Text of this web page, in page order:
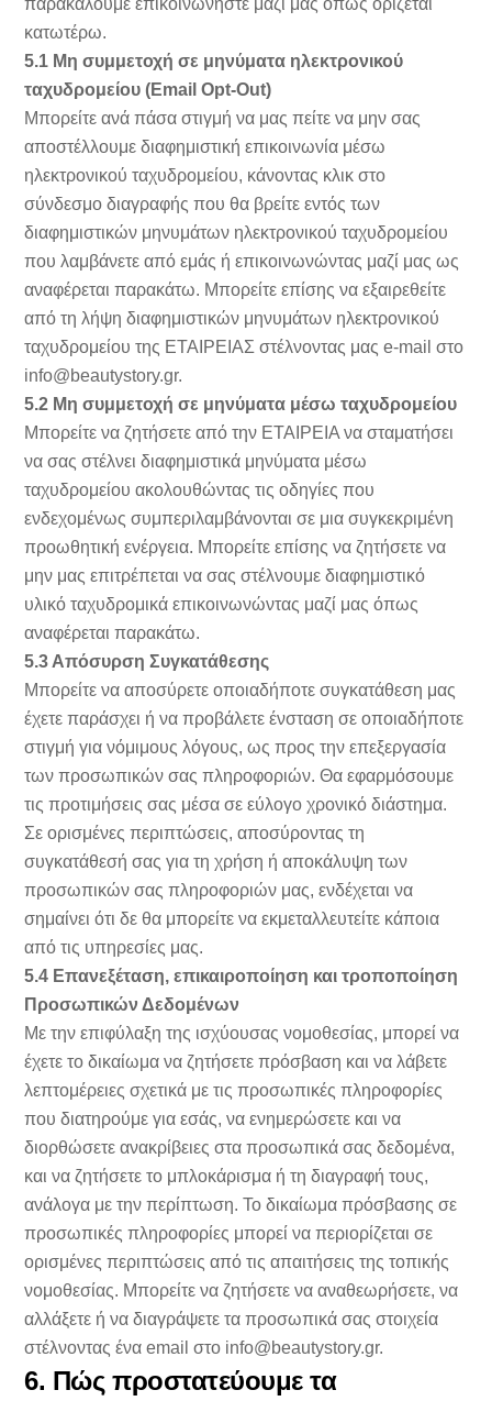
παρακαλούμε επικοινωνήστε μαζί μας όπως ορίζεται
κατωτέρω.
5.1 Μη συμμετοχή σε μηνύματα ηλεκτρονικού
ταχυδρομείου (Email Opt-Out)
Μπορείτε ανά πάσα στιγμή να μας πείτε να μην σας
αποστέλλουμε διαφημιστική επικοινωνία μέσω
ηλεκτρονικού ταχυδρομείου, κάνοντας κλικ στο
σύνδεσμο διαγραφής που θα βρείτε εντός των
διαφημιστικών μηνυμάτων ηλεκτρονικού ταχυδρομείου
που λαμβάνετε από εμάς ή επικοινωνώντας μαζί μας ως
αναφέρεται παρακάτω. Μπορείτε επίσης να εξαιρεθείτε
από τη λήψη διαφημιστικών μηνυμάτων ηλεκτρονικού
ταχυδρομείου της ΕΤΑΙΡΕΙΑΣ στέλνοντας μας e-mail στο
info@beautystory.gr.
5.2 Μη συμμετοχή σε μηνύματα μέσω ταχυδρομείου
Μπορείτε να ζητήσετε από την ΕΤΑΙΡΕΙΑ να σταματήσει
να σας στέλνει διαφημιστικά μηνύματα μέσω
ταχυδρομείου ακολουθώντας τις οδηγίες που
ενδεχομένως συμπεριλαμβάνονται σε μια συγκεκριμένη
προωθητική ενέργεια. Μπορείτε επίσης να ζητήσετε να
μην μας επιτρέπεται να σας στέλνουμε διαφημιστικό
υλικό ταχυδρομικά επικοινωνώντας μαζί μας όπως
αναφέρεται παρακάτω.
5.3 Απόσυρση Συγκατάθεσης
Μπορείτε να αποσύρετε οποιαδήποτε συγκατάθεση μας
έχετε παράσχει ή να προβάλετε ένσταση σε οποιαδήποτε
στιγμή για νόμιμους λόγους, ως προς την επεξεργασία
των προσωπικών σας πληροφοριών. Θα εφαρμόσουμε
τις προτιμήσεις σας μέσα σε εύλογο χρονικό διάστημα.
Σε ορισμένες περιπτώσεις, αποσύροντας τη
συγκατάθεσή σας για τη χρήση ή αποκάλυψη των
προσωπικών σας πληροφοριών μας, ενδέχεται να
σημαίνει ότι δε θα μπορείτε να εκμεταλλευτείτε κάποια
από τις υπηρεσίες μας.
5.4 Επανεξέταση, επικαιροποίηση και τροποποίηση
Προσωπικών Δεδομένων
Με την επιφύλαξη της ισχύουσας νομοθεσίας, μπορεί να
έχετε το δικαίωμα να ζητήσετε πρόσβαση και να λάβετε
λεπτομέρειες σχετικά με τις προσωπικές πληροφορίες
που διατηρούμε για εσάς, να ενημερώσετε και να
διορθώσετε ανακρίβειες στα προσωπικά σας δεδομένα,
και να ζητήσετε το μπλοκάρισμα ή τη διαγραφή τους,
ανάλογα με την περίπτωση. Το δικαίωμα πρόσβασης σε
προσωπικές πληροφορίες μπορεί να περιορίζεται σε
ορισμένες περιπτώσεις από τις απαιτήσεις της τοπικής
νομοθεσίας. Μπορείτε να ζητήσετε να αναθεωρήσετε, να
αλλάξετε ή να διαγράψετε τα προσωπικά σας στοιχεία
στέλνοντας ένα email στο info@beautystory.gr.
6. Πώς προστατεύουμε τα